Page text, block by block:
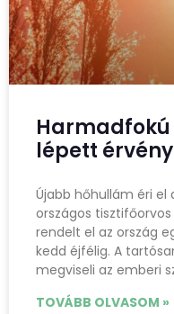
lépett
Újabb hőhullám éri
országos
rendelt el az ország
kedd éjfélig. A
megviseli az emberi
TOVÁBB OLVASOM »